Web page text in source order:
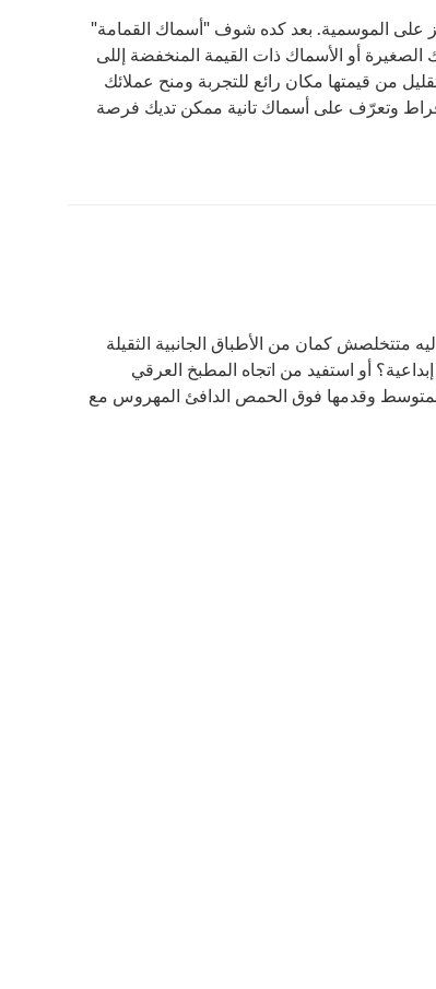
ركز على الموسمية. بعد كده شوف "أسماك القمامة"
أو الأسماك ذات القيمة المنخفضة إللى
من قيمتها مكان رائع للتجربة ومنح عملائك
وتعرّف على أسماك تانية ممكن تديك فرصة
متتخلصش كمان من الأطباق الجانبية الثقيلة
أو استفيد من اتجاه المطبخ العرقي
وقدمها فوق الحمص الدافئ المهروس مع